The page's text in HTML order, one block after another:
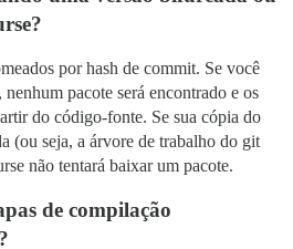
por hash de commit. Se você
pacote será encontrado e os
do código-fonte. Se sua cópia do
(ou seja, a árvore de trabalho do git
não tentará baixar um pacote.
de compilação